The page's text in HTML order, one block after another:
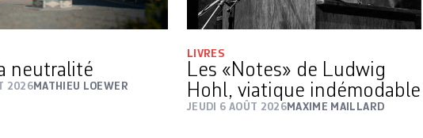
neutralité
2026MATHIEU LOEWER
LIVRES
Les «Notes» de Ludwig
Hohl, viatique indémodable
JEUDI 6 AOÛT 2026MAXIME MAILLARD